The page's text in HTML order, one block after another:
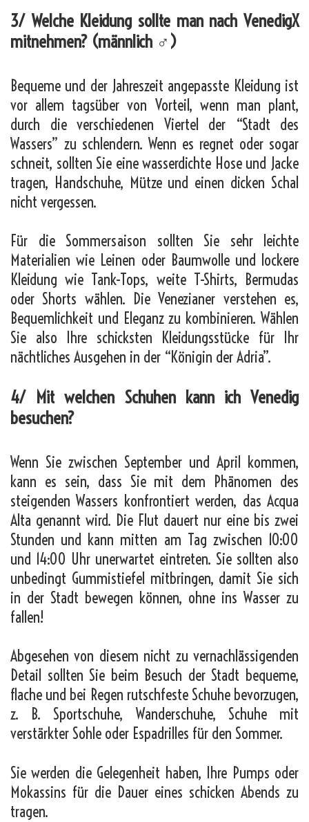
3/ Welche Kleidung sollte man nach VenedigX
mitnehmen? (männlich ♂)
Bequeme und der Jahreszeit angepasste Kleidung ist
vor allem tagsüber von Vorteil, wenn man plant,
durch die verschiedenen Viertel der “Stadt des
Wassers” zu schlendern. Wenn es regnet oder sogar
schneit, sollten Sie eine wasserdichte Hose und Jacke
tragen, Handschuhe, Mütze und einen dicken Schal
nicht vergessen.
Für die Sommersaison sollten Sie sehr leichte
Materialien wie Leinen oder Baumwolle und lockere
Kleidung wie Tank-Tops, weite T-Shirts, Bermudas
oder Shorts wählen. Die Venezianer verstehen es,
Bequemlichkeit und Eleganz zu kombinieren. Wählen
Sie also Ihre schicksten Kleidungsstücke für Ihr
nächtliches Ausgehen in der “Königin der Adria”.
4/ Mit welchen Schuhen kann ich Venedig
besuchen?
Wenn Sie zwischen September und April kommen,
kann es sein, dass Sie mit dem Phänomen des
steigenden Wassers konfrontiert werden, das Acqua
Alta genannt wird. Die Flut dauert nur eine bis zwei
Stunden und kann mitten am Tag zwischen 10:00
und 14:00 Uhr unerwartet eintreten. Sie sollten also
unbedingt Gummistiefel mitbringen, damit Sie sich
in der Stadt bewegen können, ohne ins Wasser zu
fallen!
Abgesehen von diesem nicht zu vernachlässigenden
Detail sollten Sie beim Besuch der Stadt bequeme,
flache und bei Regen rutschfeste Schuhe bevorzugen,
z. B. Sportschuhe, Wanderschuhe, Schuhe mit
verstärkter Sohle oder Espadrilles für den Sommer.
Sie werden die Gelegenheit haben, Ihre Pumps oder
Mokassins für die Dauer eines schicken Abends zu
tragen.